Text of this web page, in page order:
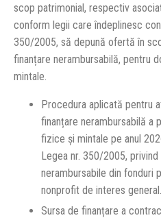
scop patrimonial, respectiv
conform legii care îndeplinesc
350/2005, să depună ofertă în
finanțare nerambursabilă, pentru
mintale.
Procedura aplicată pentru
finanțare nerambursabilă a
fizice și mintale pe anul
Legea nr. 350/2005,
nerambursabile din fonduri
nonprofit de interes general.
Sursa de finanțare a